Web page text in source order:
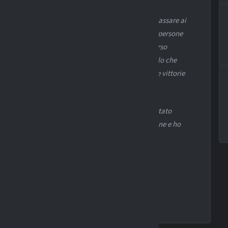
le persone con me, in primis i giocatori per poi passare ai
una grandissima società alle spalle, forte, tutte persone
tifosi, non dimentico nulla, hanno fatto un percorso
lo si è fatto tutti insieme. Sono contento di quello che
gente dopo pochi mesi indipendentemente dalle vittorie
posso solo ringraziarlo per come si è comportato
il rinnovo sarà tempo e modo, qui mi trovo bene e ho